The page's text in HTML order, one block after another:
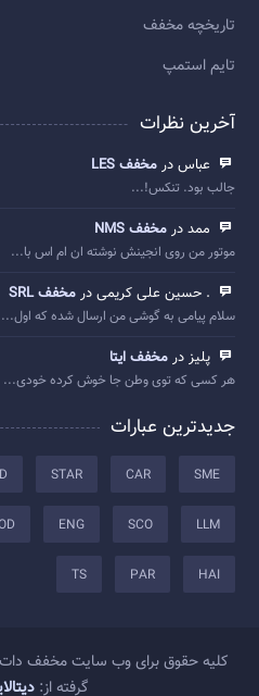
تاريخچه مخفف
تایم استمپ
آخرین نظرات
عباس در مخفف LES
جالب بود. تنکس!...
ممد در مخفف NMS
موتور من روی انجینش نوشته ان ام اس با...
. حسین علی کریمی در مخفف SRL
سلام پیامی به گوشی من ارسال شده که اول...
پلیز در مخفف ایتا
هر کسی که توی وطن جا خوش کرده خودی...
جدیدترین عبارات
SME
CAR
STAR
LLM
SCO
ENG
HAI
PAR
TS
کلیه حقوق برای وب سایت مخفف
گرفته از: